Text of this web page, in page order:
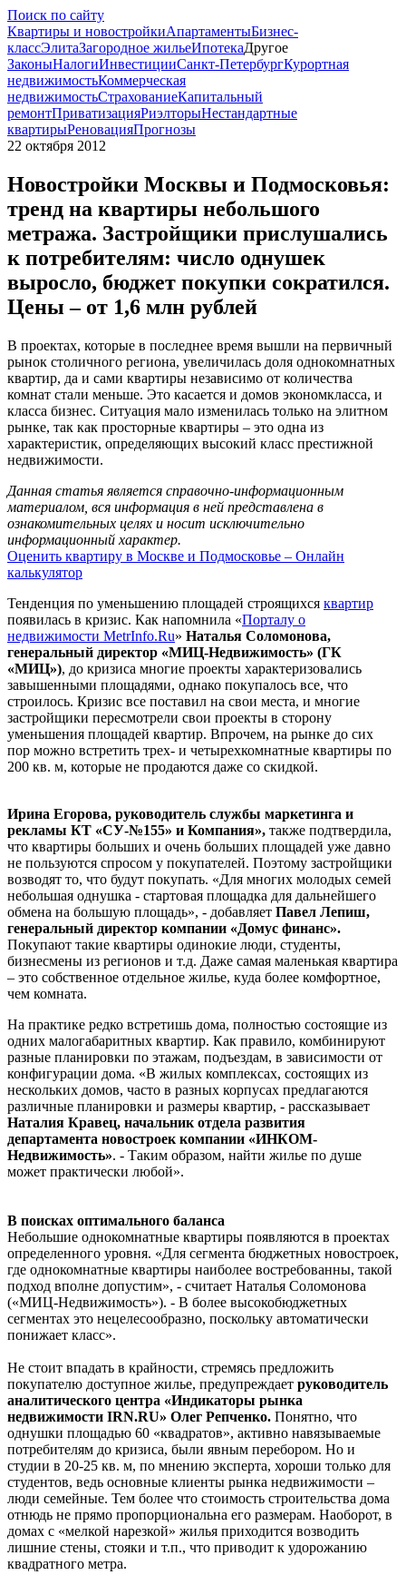
Поиск по сайту
Квартиры и новостройкиАпартаментыБизнес-
классЭлитаЗагородное жильеИпотекаДругое
ЗаконыНалогиИнвестицииСанкт-ПетербургКурортная
недвижимостьКоммерческая
недвижимостьСтрахованиеКапитальный
ремонтПриватизацияРиэлторыНестандартные
квартирыРеновацияПрогнозы
22 октября 2012
Новостройки Москвы и Подмосковья:
тренд на квартиры небольшого
метража. Застройщики прислушались
к потребителям: число однушек
выросло, бюджет покупки сократился.
Цены – от 1,6 млн рублей
В проектах, которые в последнее время вышли на первичный
рынок столичного региона, увеличилась доля однокомнатных
квартир, да и сами квартиры независимо от количества
комнат стали меньше. Это касается и домов экономкласса, и
класса бизнес. Ситуация мало изменилась только на элитном
рынке, так как просторные квартиры – это одна из
характеристик, определяющих высокий класс престижной
недвижимости.
Данная статья является справочно-информационным
материалом, вся информация в ней представлена в
ознакомительных целях и носит исключительно
информационный характер.
Оценить квартиру в Москве и Подмосковье – Онлайн
калькулятор
Тенденция по уменьшению площадей строящихся квартир
появилась в кризис. Как напомнила «Порталу о
недвижимости MetrInfo.Ru» Наталья Соломонова,
генеральный директор «МИЦ-Недвижимость» (ГК
«МИЦ»), до кризиса многие проекты характеризовались
завышенными площадями, однако покупалось все, что
строилось. Кризис все поставил на свои места, и многие
застройщики пересмотрели свои проекты в сторону
уменьшения площадей квартир. Впрочем, на рынке до сих
пор можно встретить трех- и четырехкомнатные квартиры по
200 кв. м, которые не продаются даже со скидкой.
Ирина Егорова, руководитель службы маркетинга и
рекламы КТ «СУ-№155» и Компания», также подтвердила,
что квартиры больших и очень больших площадей уже давно
не пользуются спросом у покупателей. Поэтому застройщики
возводят то, что будут покупать. «Для многих молодых семей
небольшая однушка - стартовая площадка для дальнейшего
обмена на большую площадь», - добавляет Павел Лепиш,
генеральный директор компании «Домус финанс».
Покупают такие квартиры одинокие люди, студенты,
бизнесмены из регионов и т.д. Даже самая маленькая квартира
– это собственное отдельное жилье, куда более комфортное,
чем комната.
На практике редко встретишь дома, полностью состоящие из
одних малогабаритных квартир. Как правило, комбинируют
разные планировки по этажам, подъездам, в зависимости от
конфигурации дома. «В жилых комплексах, состоящих из
нескольких домов, часто в разных корпусах предлагаются
различные планировки и размеры квартир, - рассказывает
Наталия Кравец, начальник отдела развития
департамента новостроек компании «ИНКОМ-
Недвижимость». - Таким образом, найти жилье по душе
может практически любой».
В поисках оптимального баланса
Небольшие однокомнатные квартиры появляются в проектах
определенного уровня. «Для сегмента бюджетных новостроек,
где однокомнатные квартиры наиболее востребованны, такой
подход вполне допустим», - считает Наталья Соломонова
(«МИЦ-Недвижимость»). - В более высокобюджетных
сегментах это нецелесообразно, поскольку автоматически
понижает класс».
Не стоит впадать в крайности, стремясь предложить
покупателю доступное жилье, предупреждает руководитель
аналитического центра «Индикаторы рынка
недвижимости IRN.RU» Олег Репченко. Понятно, что
однушки площадью 60 «квадратов», активно навязываемые
потребителям до кризиса, были явным перебором. Но и
студии в 20-25 кв. м, по мнению эксперта, хороши только для
студентов, ведь основные клиенты рынка недвижимости –
люди семейные. Тем более что стоимость строительства дома
отнюдь не прямо пропорциональна его размерам. Наоборот, в
домах с «мелкой нарезкой» жилья приходится возводить
лишние стены, стояки и т.п., что приводит к удорожанию
квадратного метра.